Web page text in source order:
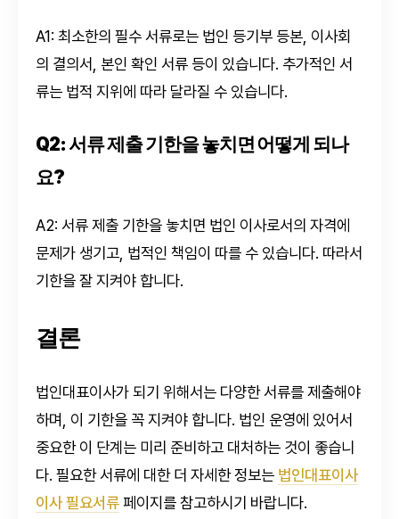
A1: 최소한의 필수 서류로는 법인 등기부 등본, 이사회
의 결의서, 본인 확인 서류 등이 있습니다. 추가적인 서
류는 법적 지위에 따라 달라질 수 있습니다.
Q2: 서류 제출 기한을 놓치면 어떻게 되나
요?
A2: 서류 제출 기한을 놓치면 법인 이사로서의 자격에
문제가 생기고, 법적인 책임이 따를 수 있습니다. 따라서
기한을 잘 지켜야 합니다.
결론
법인대표이사가 되기 위해서는 다양한 서류를 제출해야
하며, 이 기한을 꼭 지켜야 합니다. 법인 운영에 있어서
중요한 이 단계는 미리 준비하고 대처하는 것이 좋습니
다. 필요한 서류에 대한 더 자세한 정보는 법인대표이사
이사 필요서류페이지를 참고하시기 바랍니다.